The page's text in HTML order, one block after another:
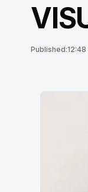
Published:12:48